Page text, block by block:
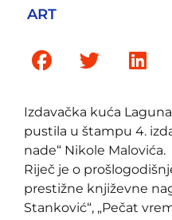
ART
Izdavačka kuća
pustila u štampu 4.
nade“ Nikole Malovića.
Riječ je o
prestižne književne
Stanković“, „Pečat